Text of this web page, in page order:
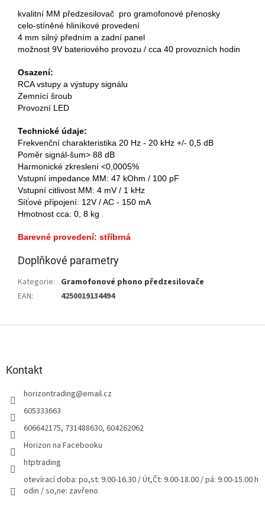
kvalitní MM předzesilovač pro gramofonové přenosky
celo-stíněné hliníkové provedení
4 mm silný předním a zadní panel
možnost 9V bateriového provozu / cca 40 provozních hodin
Osazení:
RCA vstupy a výstupy signálu
Zemnící šroub
Provozní LED
Technické údaje:
Frekvenční charakteristika 20 Hz - 20 kHz +/- 0,5 dB
Poměr signál-šum> 88 dB
Harmonické zkreslení <0,0005%
Vstupní impedance MM: 47 kOhm / 100 pF
Vstupní citlivost MM: 4 mV / 1 kHz
Síťové připojení: 12V / AC - 150 mA
Hmotnost cca: 0, 8 kg
Barevné provedení: stříbrná
Doplňkové parametry
Kategorie: Gramofonové phono předzesilovače
EAN: 4250019134494
Kontakt
horizontrading@email.cz
605333663
606642175, 731488630, 604262062
Horizon na Facebooku
htptrading
otevírací doba: po,st: 9.00-16.30 / Út,Čt: 9.00-18.00 / pá: 9.00-15.00 h
odin / so,ne: zavřeno